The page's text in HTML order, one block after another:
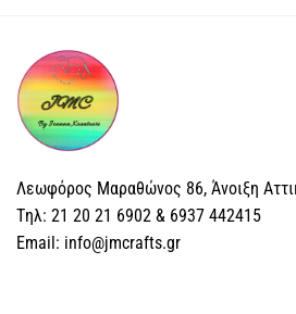
Λεωφόρος Μαραθώνος 86, Άνοιξη
Tηλ: 21 20 21 6902 & 6937 442415
Email: info@jmcrafts.gr